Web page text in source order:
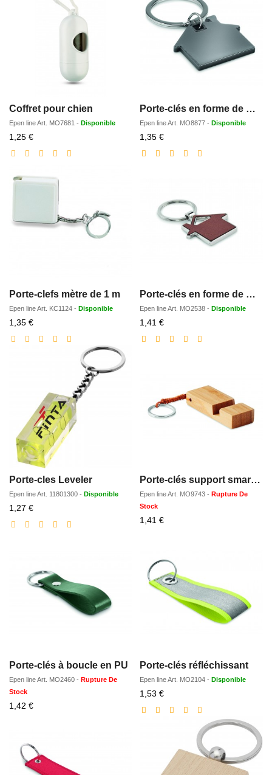
Coffret pour chien
Epen lineArt. MO7681 - Disponible
1,25 €Prix
réduit
Porte-clés en forme de maison
Epen lineArt. MO8877 - Disponible
1,35 €Prix
réduit
Porte-clefs mètre de 1 m
Epen lineArt. KC1124 - Disponible
1,35 €Prix
réduit
Porte-clés en forme de maison
Epen lineArt. MO2538 - Disponible
1,41 €Prix
réduit
Porte-cles Leveler
Epen lineArt. 11801300 - Disponible
1,27 €Prix
réduit
Porte-clés support smartphone
Epen lineArt. MO9743 - Rupture De
Stock
1,41 €Prix
Porte-clés à boucle en PU
Epen lineArt. MO2460 - Rupture De
Stock
1,42 €Prix
Porte-clés réfléchissant
Epen lineArt. MO2104 - Disponible
1,53 €Prix
réduit